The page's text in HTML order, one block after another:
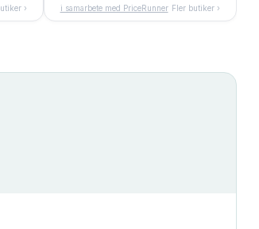
› i samarbete med PriceRunner Fler butiker ›